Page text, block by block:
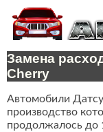
Замена
Cherry
Автомобили
производство
продолжалось до